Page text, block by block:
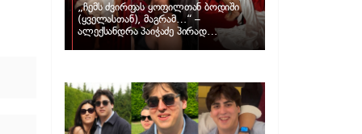
„ჩემს ძვირფას ყოფილთან ბოდიში
(ყველასთან), მაგრამ…“ –
ალექსანდრა პაიჭაძე პირად